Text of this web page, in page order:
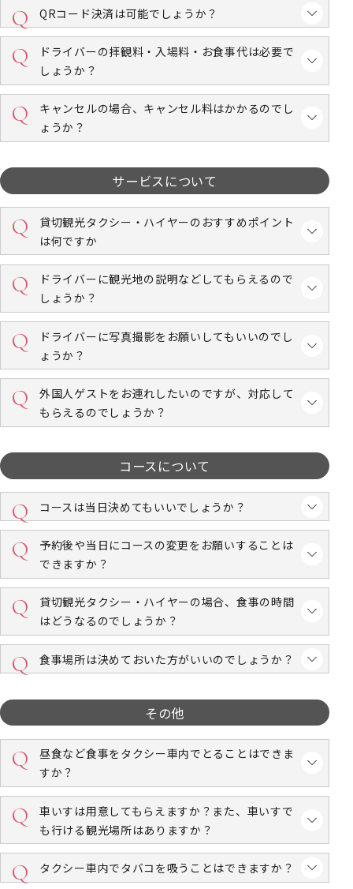
QRコード決済は可能でしょうか？
ドライバーの拝観料・入場料・お食事代は必要で
しょうか？
キャンセルの場合、キャンセル料はかかるのでし
ょうか？
サービスについて
貸切観光タクシー・ハイヤーのおすすめポイント
は何ですか
ドライバーに観光地の説明などしてもらえるので
しょうか？
ドライバーに写真撮影をお願いしてもいいのでし
ょうか？
外国人ゲストをお連れしたいのですが、対応して
もらえるのでしょうか？
コースについて
コースは当日決めてもいいでしょうか？
予約後や当日にコースの変更をお願いすることは
できますか？
貸切観光タクシー・ハイヤーの場合、食事の時間
はどうなるのでしょうか？
食事場所は決めておいた方がいいのでしょうか？
その他
昼食など食事をタクシー車内でとることはできま
すか？
車いすは用意してもらえますか？また、車いすで
も行ける観光場所はありますか？
タクシー車内でタバコを吸うことはできますか？